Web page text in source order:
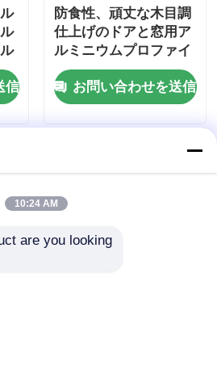
信
防食性、頑丈な木目調
仕上げのドアと窓用ア
ルミニウムプロファイ
ル
お問い合わせを送信
10:24 AM
are you looking